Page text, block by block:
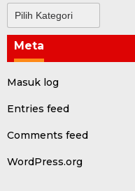
Meta
Masuk log
Entries feed
Comments feed
WordPress.org